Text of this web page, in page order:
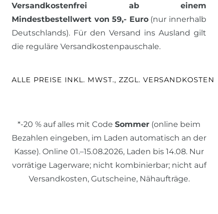
Versandkostenfrei ab einem
Mindestbestellwert von 59,- Euro(nur innerhalb
Deutschlands). Für den Versand ins Ausland gilt
die reguläre Versandkostenpauschale.
ALLE PREISE INKL. MWST., ZZGL. VERSANDKOSTEN
*-20 % auf alles mit Code Sommer (online beim
Bezahlen eingeben, im Laden automatisch an der
Kasse). Online 01.–15.08.2026, Laden bis 14.08. Nur
vorrätige Lagerware; nicht kombinierbar; nicht auf
Versandkosten, Gutscheine, Nähaufträge.